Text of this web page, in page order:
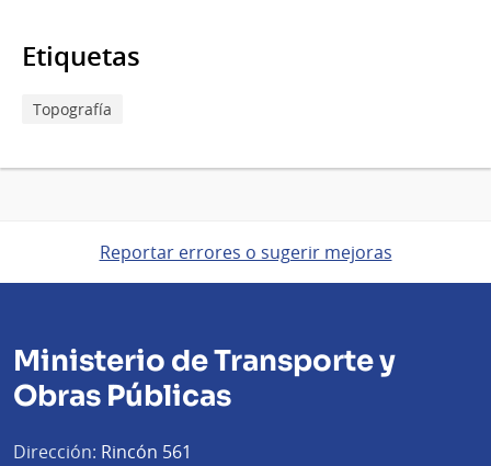
Etiquetas
Topografía
Reportar errores o sugerir mejoras
Ministerio de Transporte y
Obras Públicas
Dirección: Rincón 561